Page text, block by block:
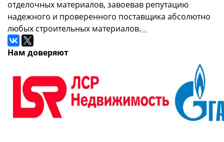
отделочных материалов, завоевав репутацию
надежного и проверенного поставщика абсолютно
любых строительных материалов....
Нам доверяют